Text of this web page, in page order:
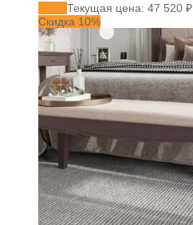
Текущая цена: 47 520 ₽.
Скидка 10%